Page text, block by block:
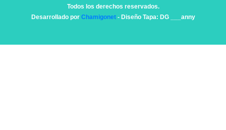
Todos los derechos reservados.
Desarrollado por Chamigonet- Diseño Tapa: DG ___anny